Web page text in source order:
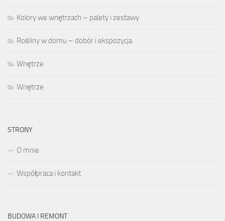
Kolory we wnętrzach – palety i zestawy
Rośliny w domu – dobór i ekspozycja
Wnętrze
Wnętrze
STRONY
O mnie
Współpraca i kontakt
BUDOWA I REMONT